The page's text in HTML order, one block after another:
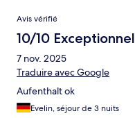
Avis
Avis vérifié
10/10 Exceptionnel
7 nov. 2025
Traduire avec Google
Aufenthalt ok
Evelin, séjour de 3 nuits